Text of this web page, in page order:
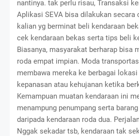
nantinya. tak perlu risau, Transaksi
Aplikasi SEVA bisa dilakukan secara
kalian yg berminat beli kendaraan
cek kendaraan bekas serta tips beli
Biasanya, masyarakat berharap bisa
roda empat impian. Moda
membawa mereka ke berbagai
kepanasan atau kehujanan ketika
Kemampuan muatan kendaraan ini
menampung penumpang serta
daripada kendaraan roda dua.
Nggak sekadar tsb, kendaraan tak